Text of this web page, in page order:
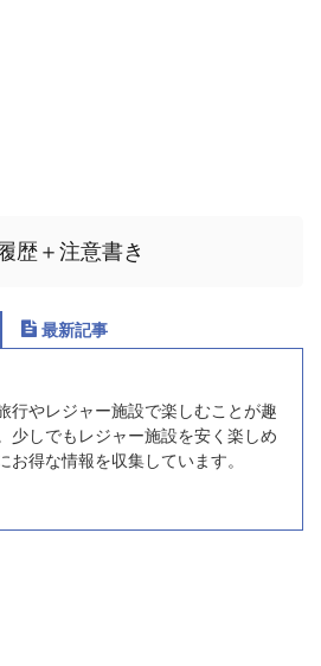
歴＋注意書き
最新記事
行やレジャー施設で楽しむことが趣
少しでもレジャー施設を安く楽しめ
お得な情報を収集しています。